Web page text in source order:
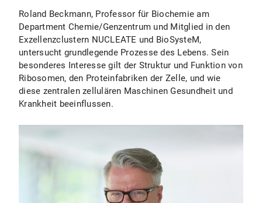
Roland Beckmann, Professor für Biochemie am
Department Chemie/Genzentrum und Mitglied in den
Exzellenzclustern NUCLEATE und BioSysteM,
untersucht grundlegende Prozesse des Lebens. Sein
besonderes Interesse gilt der Struktur und Funktion von
Ribosomen, den Proteinfabriken der Zelle, und wie
diese zentralen zellulären Maschinen Gesundheit und
Krankheit beeinflussen.